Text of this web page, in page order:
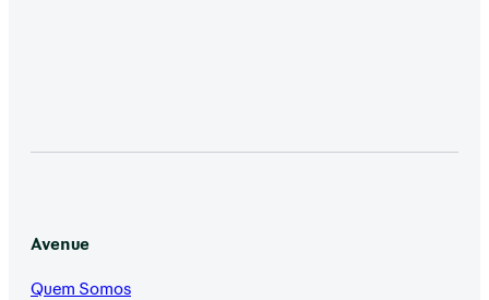
Avenue
Quem Somos